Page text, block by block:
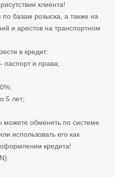
клиента!
базам розыска, а также на
и арестов на транспортном
в кредит:
паспорт и права;
5 лет;
можете обменять по системе
использовать его как
кредита!